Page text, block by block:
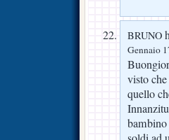
BRUNO
Gennaio
visto
quello